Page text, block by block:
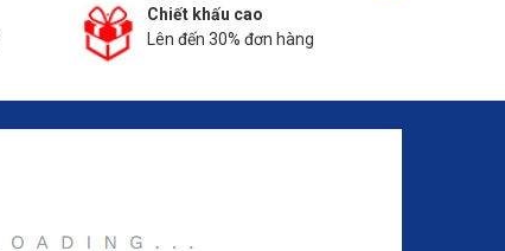
Chiết khấu cao
Lên đến 30% đơn hàng